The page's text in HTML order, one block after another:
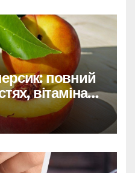
повний
вітамінах і